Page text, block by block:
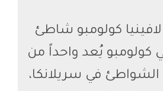
كولومبو شاطئ
كولومبو يُعد واحداً من
في سريلانكا،